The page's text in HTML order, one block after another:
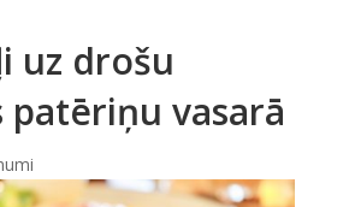
uz drošu
patēriņu vasarā